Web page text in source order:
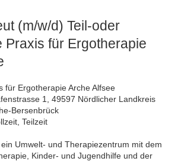
(m/w/d) Teil-oder
Praxis für Ergotherapie
für Ergotherapie Arche Alfsee
1, 49597 Nördlicher Landkreis
Bersenbrück
Teilzeit
Umwelt- und Therapiezentrum mit dem
Kinder- und Jugendhilfe und der